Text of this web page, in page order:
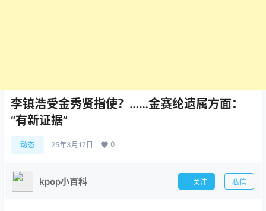
李镇浩受金秀贤指使？……金赛纶遗属方面：
“有新证据”
动态 25年3月17日 0
kpop小百科 关注 私信